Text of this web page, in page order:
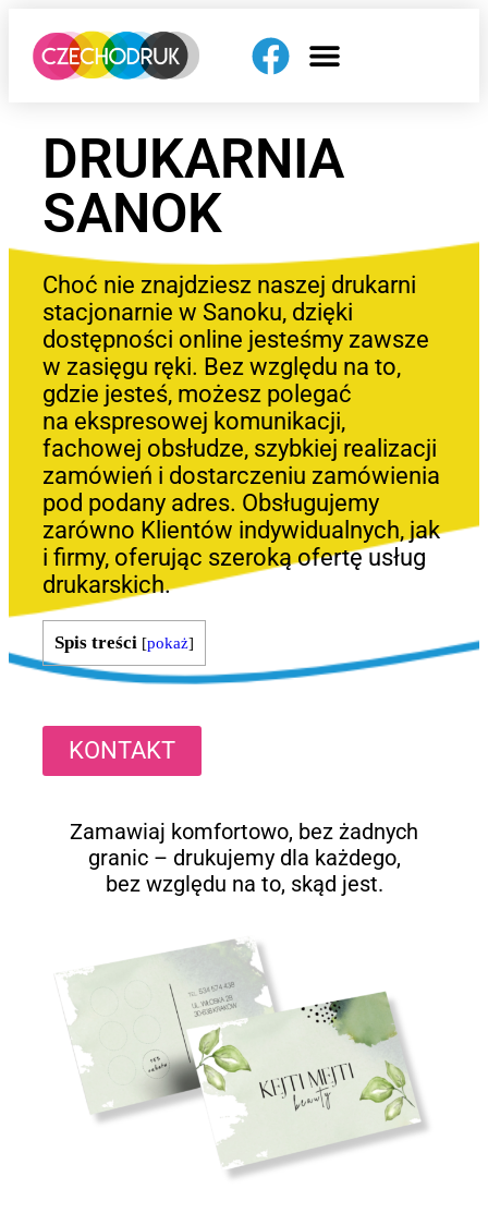
DRUKARNIA
SANOK
Choć nie znajdziesz naszej drukarni
stacjonarnie w Sanoku, dzięki
dostępności online jesteśmy zawsze
w zasięgu ręki. Bez względu na to,
gdzie jesteś, możesz polegać
na ekspresowej komunikacji,
fachowej obsłudze, szybkiej realizacji
zamówień i dostarczeniu zamówienia
pod podany adres. Obsługujemy
zarówno Klientów indywidualnych, jak
i firmy, oferując szeroką ofertę usług
drukarskich.
Spis treści [pokaż]
KONTAKT
Zamawiaj komfortowo, bez żadnych
granic – drukujemy dla każdego,
bez względu na to, skąd jest.